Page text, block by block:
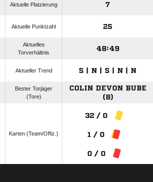
Aktuelle Platzierung 7
Aktuelle Punktzahl 25
Aktuelles
Torverhältnis
48:49
Aktueller Trend S | N | S | N | N
Bester Torjäger
(Tore)
COLIN DEVON BUBE
(8)
Karten (Team/Offiz.)
32 / 0
1 / 0
0 / 0